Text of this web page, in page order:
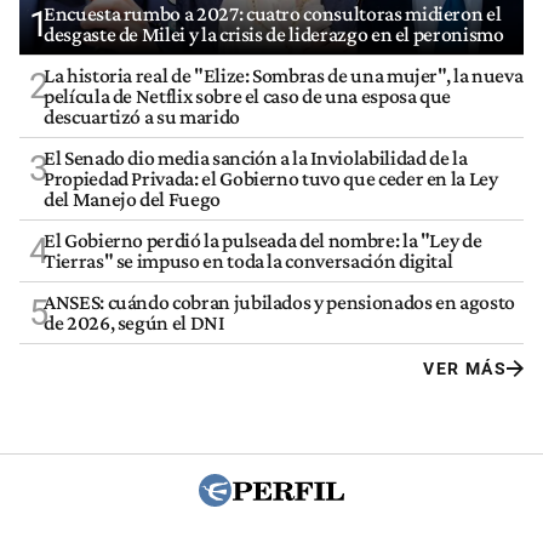
1Encuesta rumbo a 2027: cuatro consultoras midieron el
desgaste de Milei y la crisis de liderazgo en el peronismo
2La historia real de "Elize: Sombras de una mujer", la nueva
película de Netflix sobre el caso de una esposa que
descuartizó a su marido
3El Senado dio media sanción a la Inviolabilidad de la
Propiedad Privada: el Gobierno tuvo que ceder en la Ley
del Manejo del Fuego
4El Gobierno perdió la pulseada del nombre: la "Ley de
Tierras" se impuso en toda la conversación digital
5ANSES: cuándo cobran jubilados y pensionados en agosto
de 2026, según el DNI
VER MÁS